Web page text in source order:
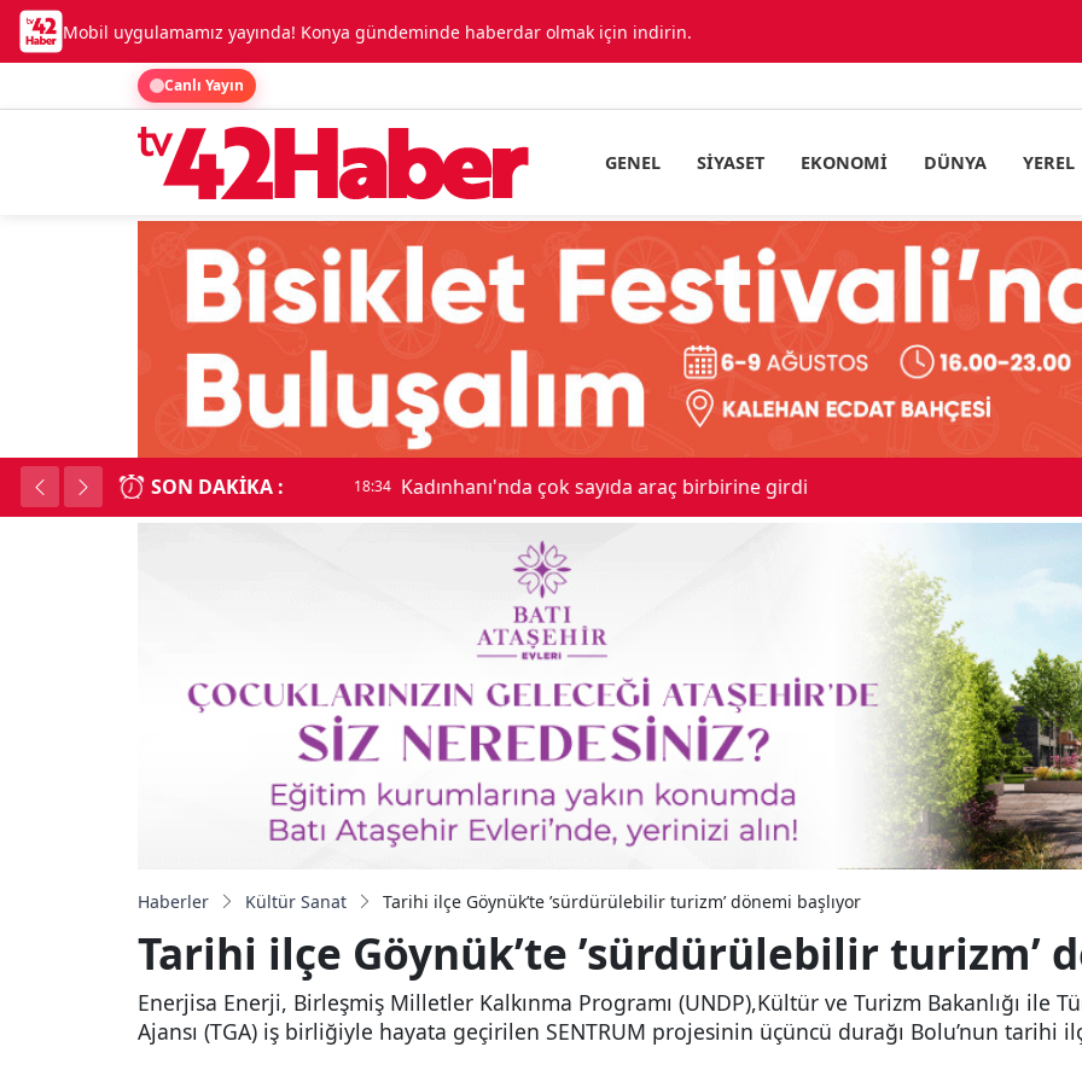
Mobil uygulamamız yayında! Konya gündeminde haberdar olmak için indirin.
Canlı Yayın
GENEL SIYASET EKONOMI DÜNYA YEREL
SON DAKIKA : Kadınhanı'nda çok sayıda araç birbirine girdi
Haberler Kültür Sanat Tarihi ilçe Göynük’te ’sürdürülebilir turizm’ dönemi başlıyor
Tarihi ilçe Göynük’te ’sürdürülebilir turizm’
Enerjisa Enerji, Birleşmiş Milletler Kalkınma Programı (UNDP),Kültür ve Turizm Bakanlığı ile
Ajansı (TGA) iş birliğiyle hayata geçirilen SENTRUM projesinin üçüncü durağı Bolu’nun tarihi